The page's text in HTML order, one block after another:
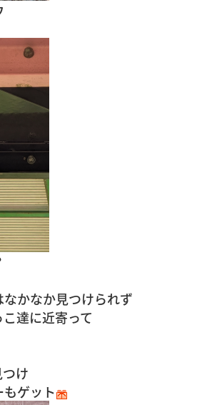
かなか見つけられず
達に近寄って
け
ゲット